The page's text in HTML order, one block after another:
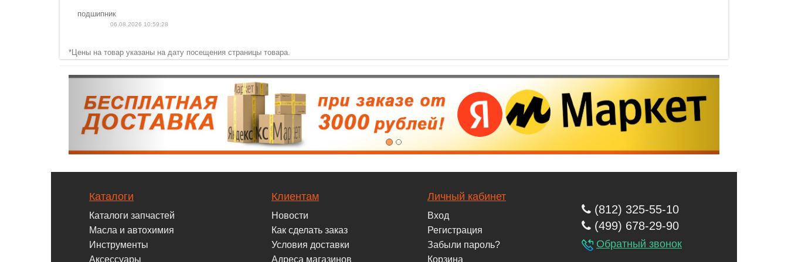
подшипник
06.08.2026 10:59:28
*Цены на товар указаны на дату посещения страницы товара.
Каталоги
Каталоги запчастей
Масла и автохимия
Инструменты
Аксессуары
Клиентам
Новости
Как сделать заказ
Условия доставки
Адреса магазинов
Личный кабинет
Вход
Регистрация
Забыли пароль?
Корзина
(812) 325-55-10
(499) 678-29-90
Обратный звонок